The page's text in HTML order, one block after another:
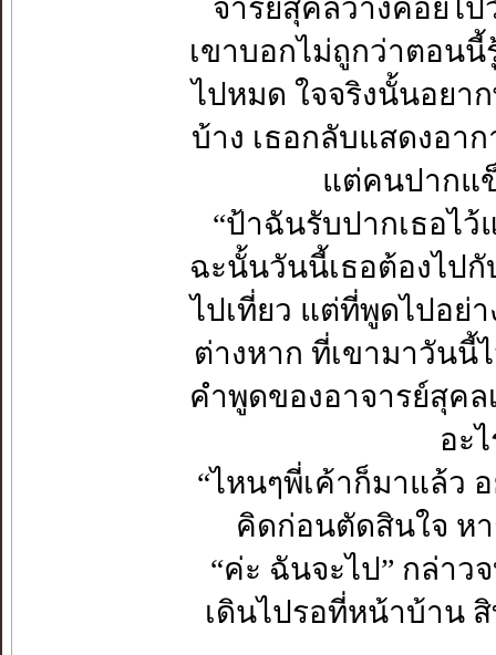
จารย์สุคลว่างค่อยไ
เขาบอกไม่ถูกว่าตอนนี้
ไปหมด ใจจริงนั้นอยา
บ้าง เธอกลับแสดงอา
แต่คนปากแ
“ป้าฉันรับปากเธอไว้
ฉะนั้นวันนี้เธอต้องไป
ไปเที่ยว แต่ที่พูดไปอย่า
ต่างหาก ที่เขามาวันนี้
คำพูดของอาจารย์สุค
อะ
“ไหนๆพี่เค้าก็มาแล้ว
คิดก่อนตัดสินใจ ห
“ค่ะ ฉันจะไป” กล่า
เดินไปรอที่หน้าบ้าน